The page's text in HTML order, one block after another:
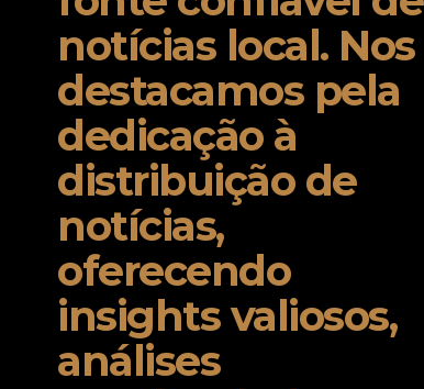
notícias local. Nos
destacamos pela
dedicação à
distribuição de
notícias,
oferecendo
insights valiosos,
análises